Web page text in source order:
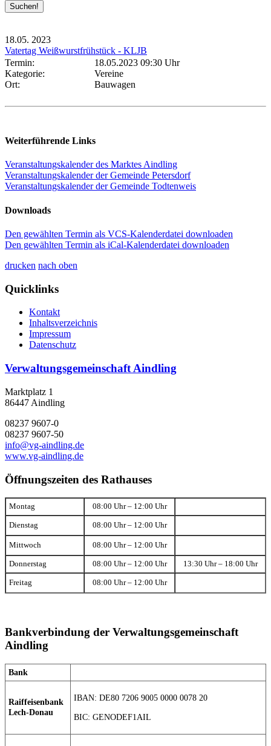
18.05. 2023
Vatertag Weißwurstfrühstück - KLJB
Termin:
18.05.2023 09:30 Uhr
Kategorie:
Vereine
Ort:
Bauwagen
Weiterführende Links
Veranstaltungskalender des Marktes Aindling
Veranstaltungskalender der Gemeinde Petersdorf
Veranstaltungskalender der Gemeinde Todtenweis
Downloads
Den gewählten Termin als VCS-Kalenderdatei downloaden
Den gewählten Termin als iCal-Kalenderdatei downloaden
drucken nach oben
Quicklinks
Kontakt
Inhaltsverzeichnis
Impressum
Datenschutz
Verwaltungsgemeinschaft Aindling
Marktplatz 1
86447 Aindling
08237 9607-0
08237 9607-50
info@vg-aindling.de
www.vg-aindling.de
Öffnungszeiten des Rathauses
Montag 08:00 Uhr – 12:00 Uhr
Dienstag 08:00 Uhr – 12:00 Uhr
Mittwoch 08:00 Uhr – 12:00 Uhr
Donnerstag 08:00 Uhr – 12:00 Uhr 13:30 Uhr – 18:00 Uhr
Freitag 08:00 Uhr – 12:00 Uhr
Bankverbindung der Verwaltungsgemeinschaft
Aindling
Bank
Raiffeisenbank
Lech-Donau
IBAN: DE80 7206 9005 0000 0078 20
BIC: GENODEF1AIL